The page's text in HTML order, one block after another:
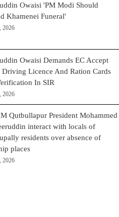
Owaisi 'PM Modi Should
Khamenei Funeral'
2026
Owaisi Demands EC Accept
Driving Licence And Ration Cards
In SIR
2026
Qutbullapur President Mohammed
interact with locals of
residents over absence of
places
2026